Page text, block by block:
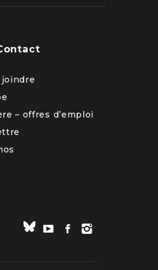
joindre
– offres d’emploi